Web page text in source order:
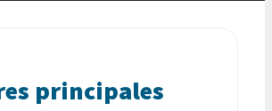
principales